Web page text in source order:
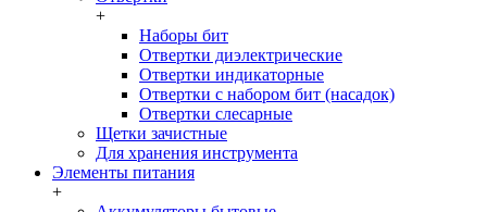
+
Наборы бит
Отвертки диэлектрические
Отвертки индикаторные
Отвертки с набором бит (насадок)
Отвертки слесарные
Щетки зачистные
Для хранения инструмента
Элементы питания
+